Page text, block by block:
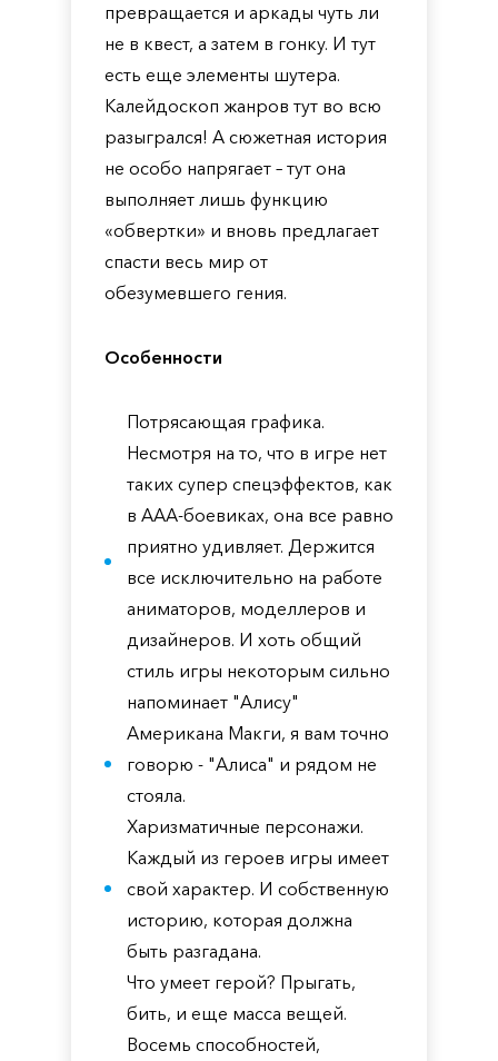
превращается и аркады чуть ли
не в квест, а затем в гонку. И тут
есть еще элементы шутера.
Калейдоскоп жанров тут во всю
разыгрался! А сюжетная история
не особо напрягает – тут она
выполняет лишь функцию
«обвертки» и вновь предлагает
спасти весь мир от
обезумевшего гения.
Особенности
Потрясающая графика.
Несмотря на то, что в игре нет
таких супер спецэффектов, как
в ААА-боевиках, она все равно
приятно удивляет. Держится
все исключительно на работе
аниматоров, моделлеров и
дизайнеров. И хоть общий
стиль игры некоторым сильно
напоминает "Алису"
Американа Макги, я вам точно
говорю - "Алиса" и рядом не
стояла.
Харизматичные персонажи.
Каждый из героев игры имеет
свой характер. И собственную
историю, которая должна
быть разгадана.
Что умеет герой? Прыгать,
бить, и еще масса вещей.
Восемь способностей,